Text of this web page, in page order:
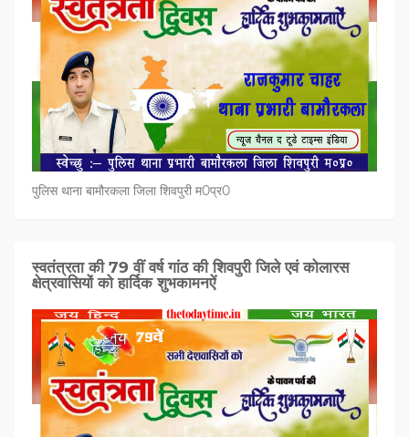
पुलिस थाना बामौरकला जिला शिवपुरी म0प्र0
स्वतंत्रता की 79 वीं वर्ष गांठ की शिवपुरी जिले एवं कोलारस
क्षेत्रवासियों को हार्दिक शुभकामनऐं